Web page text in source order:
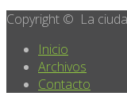
Copyright © La
Inicio
Archivos
Contacto